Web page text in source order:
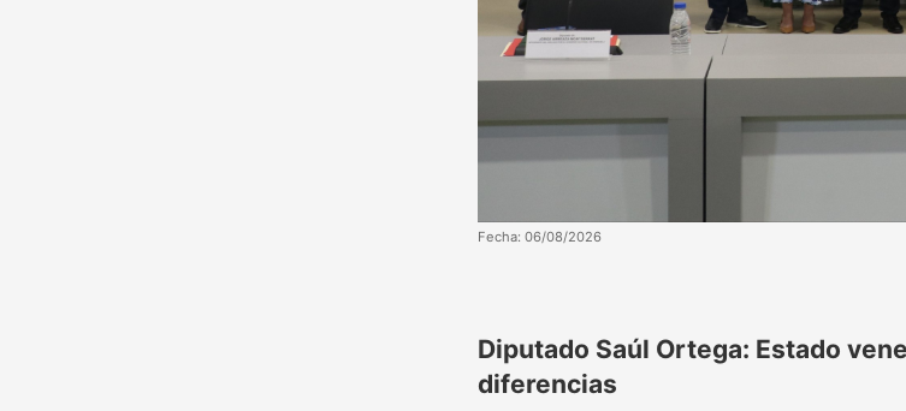
Fecha: 06/08/2026
Diputado Saúl Ortega: Estado
diferencias